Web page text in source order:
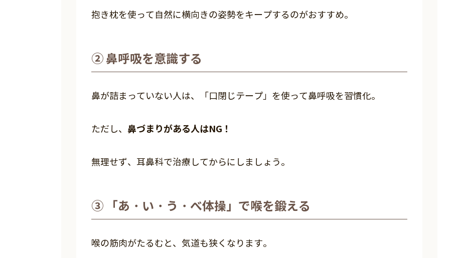
抱き枕を使って自然に横向きの姿勢をキープするのがおすすめ。
② 鼻呼吸を意識する
鼻が詰まっていない人は、「口閉じテープ」を使って鼻呼吸を習慣化。
ただし、 鼻づまりがある人はNG！
無理せず、耳鼻科で治療してからにしましょう。
③ 「あ・い・う・べ体操」で喉を鍛える
喉の筋肉がたるむと、気道も狭くなります。